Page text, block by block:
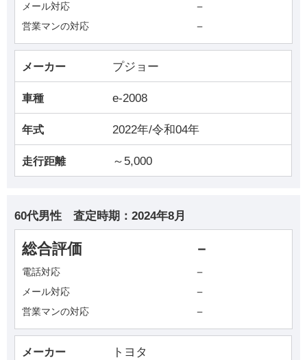
メール対応 －
営業マンの対応 －
メーカー プジョー
車種 e-2008
年式 2022年/令和04年
走行距離 ～5,000
60代男性 査定時期： 2024年8月
総合評価 －
電話対応 －
メール対応 －
営業マンの対応 －
メーカー トヨタ